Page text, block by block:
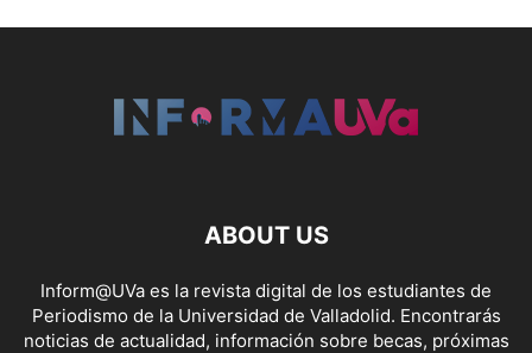
ABOUT US
Inform@UVa es la revista digital de los estudiantes de
Periodismo de la Universidad de Valladolid. Encontrarás
noticias de actualidad, información sobre becas, próximas